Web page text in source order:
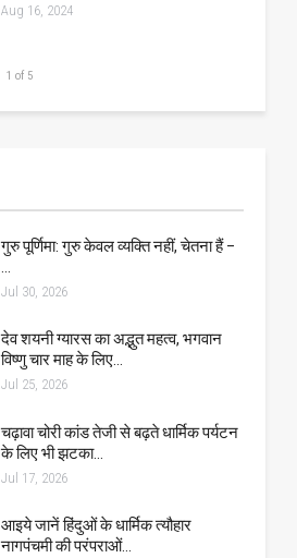
Aug 16, 2024
1 of 5
गुरु पूर्णिमा: गुरु केवल व्यक्ति नहीं, चेतना हैं –
Jul 30, 2026
देव शयनी ग्यारस का अद्भुत महत्व, भगवान
विष्णु चार माह के लिए…
Jul 25, 2026
चढ़ावा चोरी कांड तेजी से बढ़ते धार्मिक पर्यटन
के लिए भी झटका…
Jul 17, 2026
आइये जानें हिंदुओं के धार्मिक त्यौहार
नागपंचमी की परंपराओं…